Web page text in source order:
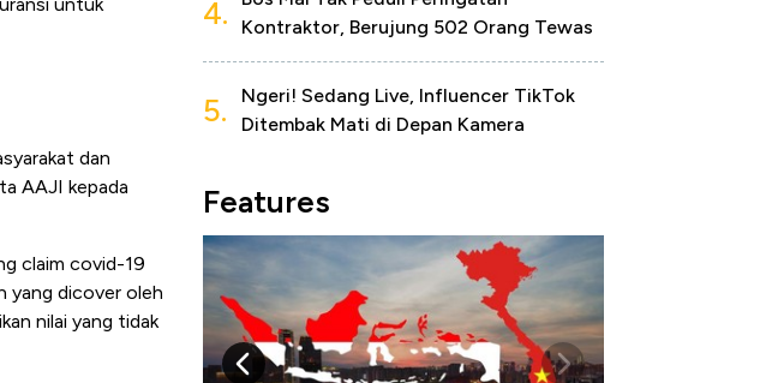
dan
AAJI kepada
claim covid-19
yang dicover oleh
nilai yang tidak
4.
Kontraktor, Berujung 502 Orang Tewas
5.
Ngeri! Sedang Live, Influencer TikTok
Ditembak Mati di Depan Kamera
Features